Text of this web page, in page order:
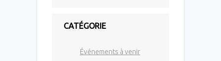
CATÉGORIE
Événements à venir